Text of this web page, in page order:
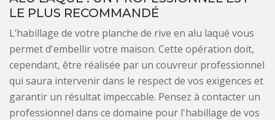
LE PLUS RECOMMANDÉ
L’habillage de votre planche de rive en alu laqué vous
permet d'embellir votre maison. Cette opération doit,
cependant, être réalisée par un couvreur professionnel
qui saura intervenir dans le respect de vos exigences et
garantir un résultat impeccable. Pensez à contacter un
professionnel dans ce domaine pour l'habillage de vos